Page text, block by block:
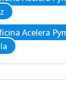
Acelera